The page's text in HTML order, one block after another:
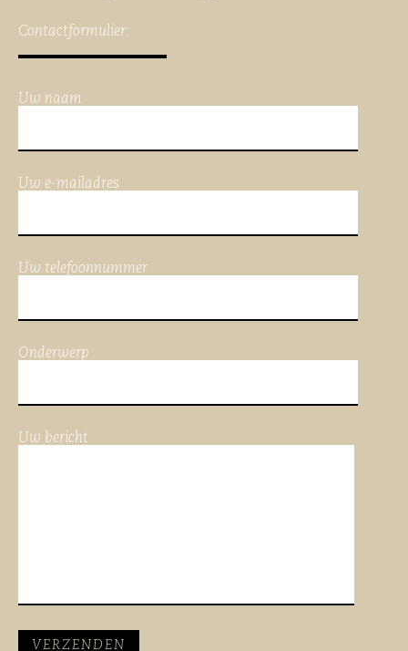
Contactformulier:
Uw naam
Uw e-mailadres
Uw telefoonnummer
Onderwerp
Uw bericht